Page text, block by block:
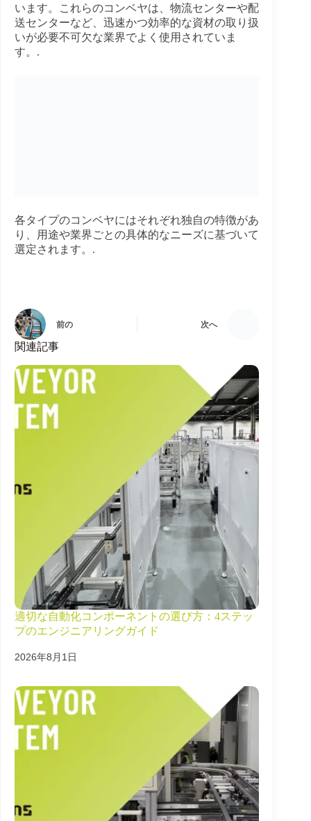
います。これらのコンベヤは、物流センターや配
送センターなど、迅速かつ効率的な資材の取り扱
いが必要不可欠な業界でよく使用されていま
す。.
各タイプのコンベヤにはそれぞれ独自の特徴があ
り、用途や業界ごとの具体的なニーズに基づいて
選定されます。.
前の 次へ
関連記事
適切な自動化コンポーネントの選び方：4ステッ
プのエンジニアリングガイド
2026年8月1日